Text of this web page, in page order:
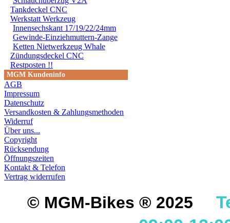
Tankdeckel CNC
Werkstatt Werkzeug
Innensechskant 17/19/22/24mm
Gewinde-Einziehmuttern-Zange
Ketten Nietwerkzeug Whale
Zündungsdeckel CNC
Restposten !!
MGM Kundeninfo
AGB
Impressum
Datenschutz
Versandkosten & Zahlungsmethoden
Widerruf
Über uns...
Copyright
Rücksendung
Öffnungszeiten
Kontakt & Telefon
Vertrag widerrufen
© MGM-Bikes ® 2025